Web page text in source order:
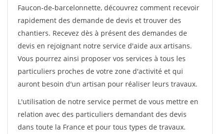
Faucon-de-barcelonnette, découvrez comment recevoir
rapidement des demande de devis et trouver des
chantiers. Recevez dès à présent des demandes de
devis en rejoignant notre service d'aide aux artisans.
Vous pourrez ainsi proposer vos services à tous les
particuliers proches de votre zone d'activité et qui
auront besoin d'un artisan pour réaliser leurs travaux.
L'utilisation de notre service permet de vous mettre en
relation avec des particuliers demandant des devis
dans toute la France et pour tous types de travaux.